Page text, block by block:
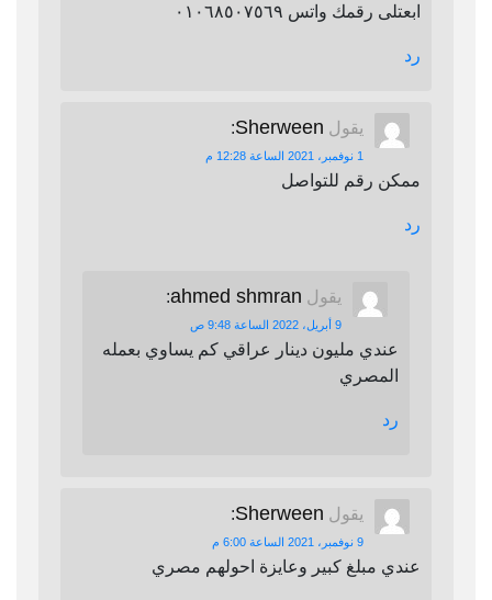
ابعتلى رقمك واتس ٠١٠٦٨٥٠٧٥٦٩
رد
يقول Sherween
:
1 نوفمبر، 2021 الساعة 12:28 م
ممكن رقم للتواصل
رد
يقول ahmed shmran
:
9 أبريل، 2022 الساعة 9:48 ص
عندي مليون دينار عراقي كم يساوي بعمله
المصري
رد
يقول Sherween
:
9 نوفمبر، 2021 الساعة 6:00 م
عندي مبلغ كبير وعايزة احولهم مصري